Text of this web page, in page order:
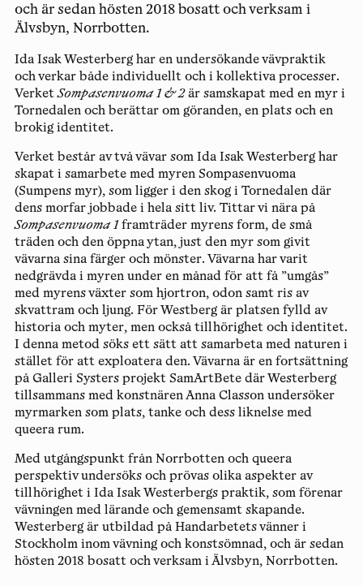
och är sedan hösten 2018 bosatt och verksam i
Älvsbyn, Norrbotten.
Ida Isak Westerberg har en undersökande vävpraktik
och verkar både individuellt och i kollektiva processer.
VerketSompasenvuoma 1 & 2är samskapat med en myr i
Tornedalen och berättar om göranden, en plats och en
brokig identitet.
Verket består av två vävar som Ida Isak Westerberg har
skapat i samarbete med myren Sompasenvuoma
(Sumpens myr), som ligger i den skog i Tornedalen där
dens morfar jobbade i hela sitt liv. Tittar vi nära på
Sompasenvuoma 1framträder myrens form, de små
träden och den öppna ytan, just den myr som givit
vävarna sina färger och mönster. Vävarna har varit
nedgrävda i myren under en månad för att få ”umgås”
med myrens växter som hjortron, odon samt ris av
skvattram och ljung. För Westberg är platsen fylld av
historia och myter, men också tillhörighet och identitet.
I denna metod söks ett sätt att samarbeta med naturen i
stället för att exploatera den. Vävarna är en fortsättning
på Galleri Systers projekt SamArtBete där Westerberg
tillsammans med konstnären Anna Classon undersöker
myrmarken som plats, tanke och dess liknelse med
queera rum.
Med utgångspunkt från Norrbotten och queera
perspektiv undersöks och prövas olika aspekter av
tillhörighet i Ida Isak Westerbergs praktik, som förenar
vävningen med lärande och gemensamt skapande.
Westerberg är utbildad på Handarbetets vänner i
Stockholm inom vävning och konstsömnad, och är sedan
hösten 2018 bosatt och verksam i Älvsbyn, Norrbotten.